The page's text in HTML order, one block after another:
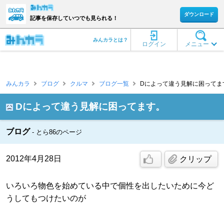
記事を保存していつでも見られる！
ダウンロード
メニュー
ログイン
みんカラとは？
みんカラ ブログ クルマ ブログ一覧 Dによって違う見解に困って
Dによって違う見解に困ってます。
ブログ とら86のページ
2012年4月28日 クリップ
いろいろ物色を始めている中で個性を出したいために今ど
うしてもつけたいのが